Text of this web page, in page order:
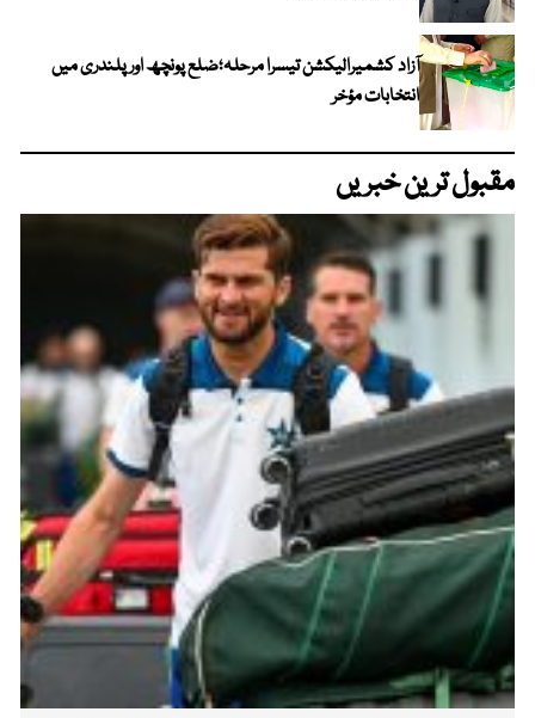
آزاد کشمیرالیکشن تیسرا مرحلہ؛ضلع پونچھ اور پلندری میں
انتخابات مؤخر
مقبول ترین خبریں